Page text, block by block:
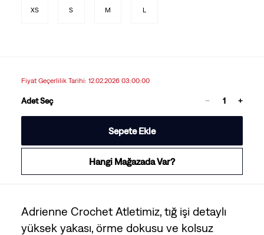
XS S M L
Fiyat Geçerlilik Tarihi: 12.02.2026 03:00:00
Adet Seç
Sepete Ekle
Hangi Mağazada Var?
Adrienne Crochet Atletimiz, tığ işi detaylı
yüksek yakası, örme dokusu ve kolsuz